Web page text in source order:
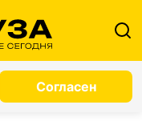
Согласен